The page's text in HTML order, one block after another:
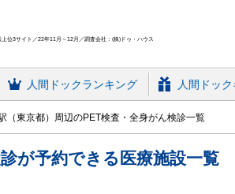
位3サイト／22年11月～12月／調査会社：(株)ドゥ・ハウス
人間ドックランキング 人間ドッ
（東京都）周辺のPET検査・全身がん検診一覧
が予約できる 医療施設一覧